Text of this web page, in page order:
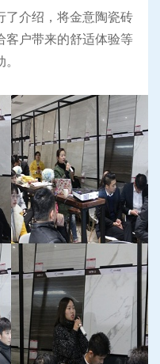
介绍，将金意陶瓷砖
客户带来的舒适体验等